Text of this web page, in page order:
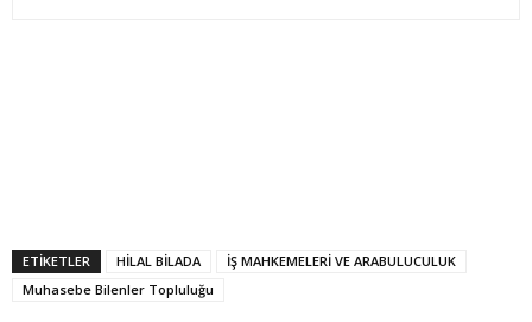
ETIKETLER HİLAL BİLADA
İŞ MAHKEMELERİ VE ARABULUCULUK
Muhasebe Bilenler Topluluğu